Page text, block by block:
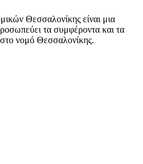
Θεσσαλονίκης είναι μια
τα συμφέροντα και τα
νομό Θεσσαλονίκης.